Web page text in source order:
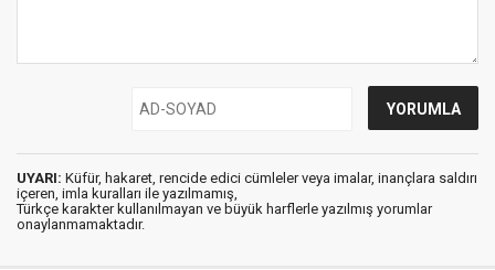
UYARI: Küfür, hakaret, rencide edici cümleler veya imalar, inançlara saldırı
içeren, imla kuralları ile yazılmamış,
Türkçe karakter kullanılmayan ve büyük harflerle yazılmış yorumlar
onaylanmamaktadır.